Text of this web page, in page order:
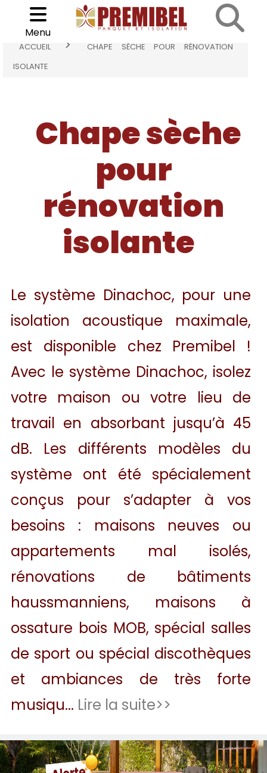
Choisir son parquet
Menu
ACCUEIL >
CHAPE SÈCHE POUR RÉNOVATION
ISOLANTE
Chape sèche
pour
rénovation
isolante
Le système Dinachoc, pour une
isolation acoustique maximale,
est disponible chez Premibel !
Avec le système Dinachoc, isolez
votre maison ou votre lieu de
travail en absorbant jusqu’à 45
dB. Les différents modèles du
système ont été spécialement
conçus pour s’adapter à vos
besoins : maisons neuves ou
appartements mal isolés,
rénovations de bâtiments
haussmanniens, maisons à
ossature bois MOB, spécial salles
de sport ou spécial discothèques
et ambiances de très forte
musiqu... Lire la suite>>
Cookies management panel